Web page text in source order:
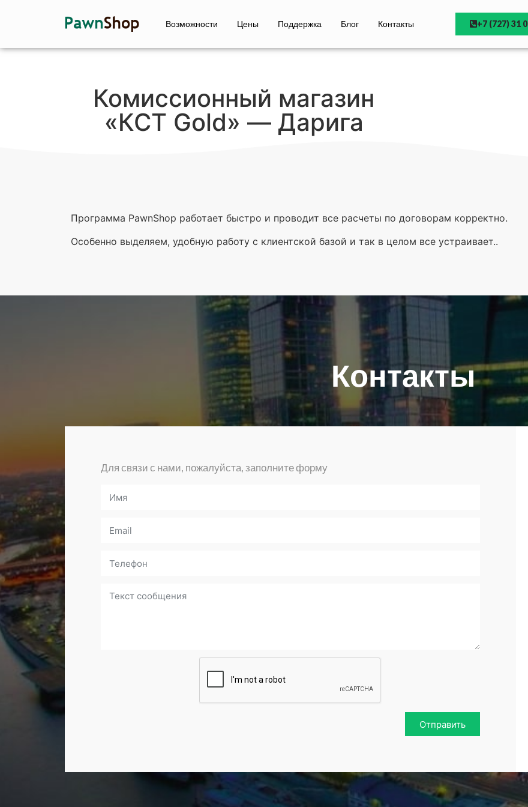
Возможности Цены Поддержка Блог Контакты +7 (727) 31
Комиссионный магазин
«КСТ Gold» — Дарига
Программа PawnShop работает быстро и проводит все расчеты по договорам корректно.
Особенно выделяем, удобную работу с клиентской базой и так в целом все устраивает..
Контакты
Для связи с нами, пожалуйста, заполните форму
Отправить